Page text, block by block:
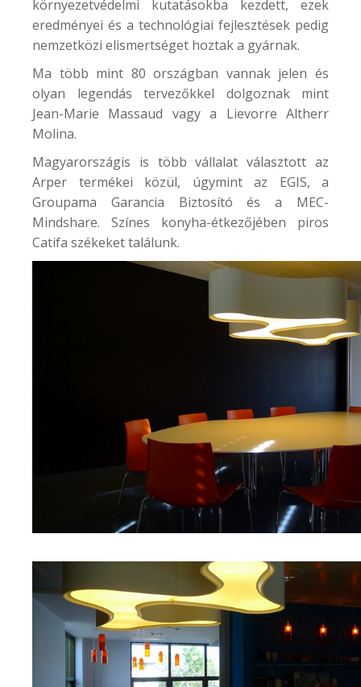
környezetvédelmi kutatásokba kezdett, ezek
eredményei és a technológiai fejlesztések pedig
nemzetközi elismertséget hoztak a gyárnak.
Ma több mint 80 országban vannak jelen és
olyan legendás tervezőkkel dolgoznak mint
Jean-Marie Massaud vagy a Lievorre Altherr
Molina.
Magyarországis is több vállalat választott az
Arper termékei közül, úgymint az EGIS, a
Groupama Garancia Biztosító és a MEC-
Mindshare. Színes konyha-étkezőjében piros
Catifa székeket találunk.